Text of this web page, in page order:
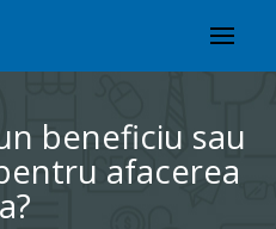
beneficiu sau
afacerea